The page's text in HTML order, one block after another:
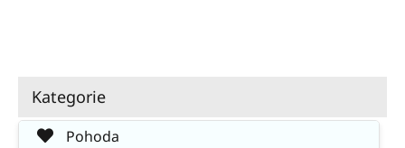
Kategorie
Pohoda